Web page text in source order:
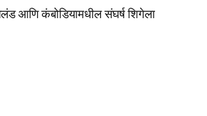
आणि कंबोडियामधील संघर्ष शिगेला